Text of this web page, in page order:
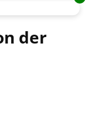
der